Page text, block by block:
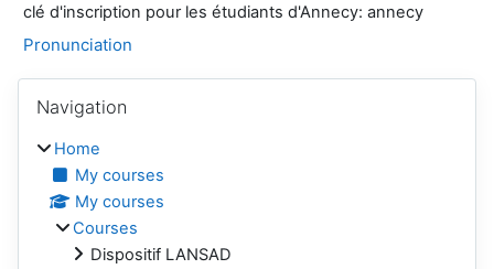
clé d'inscription pour les étudiants d'Annecy: annecy
Pronunciation
Blocks
Navigation
Home
My courses
My courses
Courses
Dispositif LANSAD